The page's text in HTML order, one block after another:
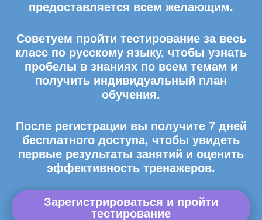
предоставляется всем желающим.
Советуем пройти тестирование за весь
класс по русскому языку, чтобы узнать
пробелы в знаниях по всем темам и
получить индивидуальный план
обучения.
После регистрации вы получите 7 дней
бесплатного доступа, чтобы увидеть
первые результаты занятий и оценить
эффективность тренажеров.
Зарегистрироваться и пройти
тестирование